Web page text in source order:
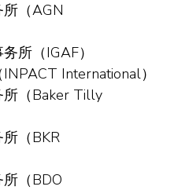
（AGN
所（IGAF）
International）
（Baker Tilly
（BKR
（BDO